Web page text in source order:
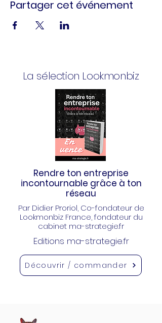
Partager cet événement
La sélection Lookmonbiz
Rendre ton entreprise
incontournable grâce à ton
réseau
Par Didier Proriol, Co-fondateur de
Lookmonbiz France, fondateur du
cabinet ma-strategie.fr
Editions ma-strategie.fr
Découvrir / commander